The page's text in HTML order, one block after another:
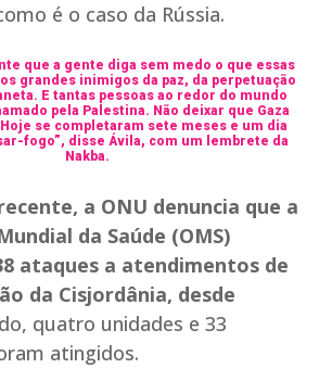
é o caso da Rússia.
que a gente diga sem medo o que essas
grandes inimigos da paz, da perpetuação
E tantas pessoas ao redor do mundo
pela Palestina. Não deixar que Gaza
se completaram sete meses e um dia
fogo”, disse Ávila, com um lembrete da
Nakba.
a ONU denuncia que a
da Saúde (OMS)
ataques a atendimentos de
da Cisjordânia, desde
quatro unidades e 33
atingidos.